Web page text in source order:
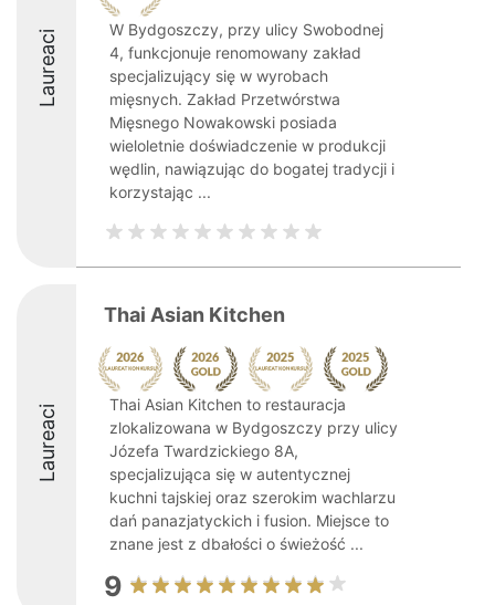
Laureaci
W Bydgoszczy, przy ulicy Swobodnej
4, funkcjonuje renomowany zakład
specjalizujący się w wyrobach
mięsnych. Zakład Przetwórstwa
Mięsnego Nowakowski posiada
wieloletnie doświadczenie w produkcji
wędlin, nawiązując do bogatej tradycji i
korzystając ...
Laureaci
Thai Asian Kitchen
Thai Asian Kitchen to restauracja
zlokalizowana w Bydgoszczy przy ulicy
Józefa Twardzickiego 8A,
specjalizująca się w autentycznej
kuchni tajskiej oraz szerokim wachlarzu
dań panazjatyckich i fusion. Miejsce to
znane jest z dbałości o świeżość ...
9